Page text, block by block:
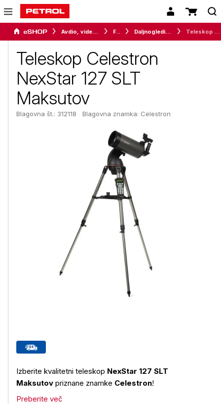
Avdio, video in telefonija Foto Daljnogledi in teleskopi
Teleskop Celestron
NexStar 127 SLT
Maksutov
Blagovna št.: 312118 Blagovna znamka: Celestron
Izberite kvalitetni teleskop NexStar 127 SLT
Maksutov priznane znamke Celestron!
Preberite več